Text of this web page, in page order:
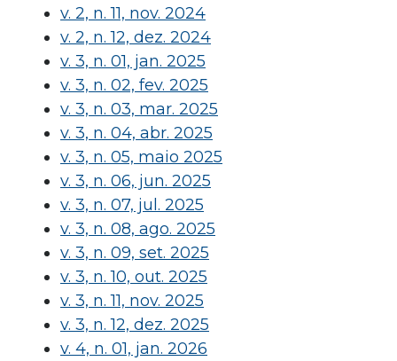
v. 2, n. 11, nov. 2024
v. 2, n. 12, dez. 2024
v. 3, n. 01, jan. 2025
v. 3, n. 02, fev. 2025
v. 3, n. 03, mar. 2025
v. 3, n. 04, abr. 2025
v. 3, n. 05, maio 2025
v. 3, n. 06, jun. 2025
v. 3, n. 07, jul. 2025
v. 3, n. 08, ago. 2025
v. 3, n. 09, set. 2025
v. 3, n. 10, out. 2025
v. 3, n. 11, nov. 2025
v. 3, n. 12, dez. 2025
v. 4, n. 01, jan. 2026